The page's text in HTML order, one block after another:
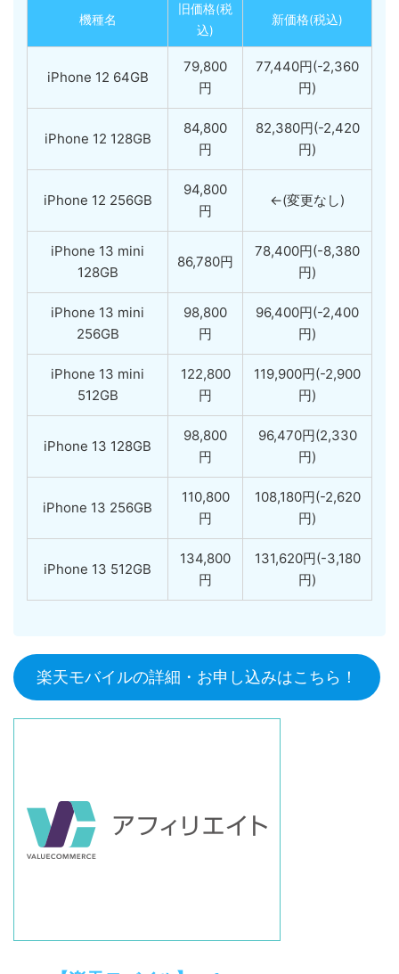
機種名
旧価格(税
込)
新価格(税込)
iPhone 12 64GB
79,800
円
77,440円(-2,360
円)
iPhone 12 128GB
84,800
円
82,380円(-2,420
円)
iPhone 12 256GB
94,800
円
←(変更なし)
iPhone 13 mini
128GB
86,780円
78,400円(-8,380
円)
iPhone 13 mini
256GB
98,800
円
96,400円(-2,400
円)
iPhone 13 mini
512GB
122,800
円
119,900円(-2,900
円)
iPhone 13 128GB
98,800
円
96,470円(2,330
円)
iPhone 13 256GB
110,800
円
108,180円(-2,620
円)
iPhone 13 512GB
134,800
円
131,620円(-3,180
円)
楽天モバイルの詳細・お申し込みはこちら！